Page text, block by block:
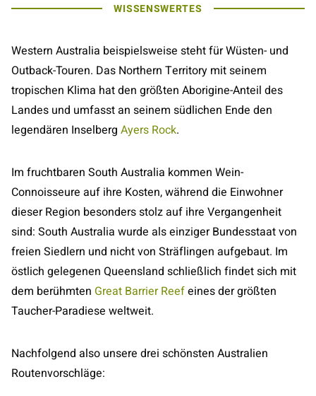
WISSENSWERTES
Western Australia beispielsweise steht für Wüsten- und
Outback-Touren. Das Northern Territory mit seinem
tropischen Klima hat den größten Aborigine-Anteil des
Landes und umfasst an seinem südlichen Ende den
legendären Inselberg Ayers Rock.
Im fruchtbaren South Australia kommen Wein-
Connoisseure auf ihre Kosten, während die Einwohner
dieser Region besonders stolz auf ihre Vergangenheit
sind: South Australia wurde als einziger Bundesstaat von
freien Siedlern und nicht von Sträflingen aufgebaut. Im
östlich gelegenen Queensland schließlich findet sich mit
dem berühmten Great Barrier Reefeines der größten
Taucher-Paradiese weltweit.
Nachfolgend also unsere drei schönsten Australien
Routenvorschläge: